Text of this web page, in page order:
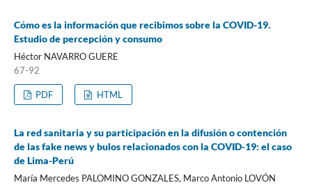
Cómo es la información que recibimos sobre la COVID-19.
Estudio de percepción y consumo
Héctor NAVARRO GUERE
67-92
PDF HTML
La red sanitaria y su participación en la difusión o contención
de las fake news y bulos relacionados con la COVID-19: el caso
de Lima-Perú
María Mercedes PALOMINO GONZALES, Marco Antonio LOVÓN